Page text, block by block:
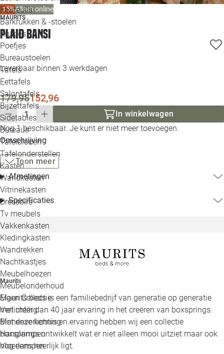
Fauteuils
Barkrukken & -stoelen
Krukjes
Poefjes
Bureaustoelen
Tafels
Eettafels
Salontafels
Bijzettafels
Sidetables
Bureaus
Tafelbladen
Tafelonderstellen
Kasten
Wandkasten
Vitrinekasten
Dressoirs
Tv meubels
Vakkenkasten
Kledingkasten
Wandrekken
Nachtkastjes
Meubelhoezen
Meubelonderhoud
Eigen Collectie
Verlichting
Binnenverlichting
Hanglampen
Vloerlampen
-15%Alleen online
MAURITS
Plaid Bansi
Leverbaar binnen 3 werkdagen
179,95152,96
In winkelwagen
Nog 1 beschikbaar. Je kunt er niet meer toevoegen.
Omschrijving
Toon meer
Afmetingen
Specificaties
Maurits
Maurits beds is een familiebedrijf van generatie op generatie
met méér dan 40 jaar ervaring in het creëren van boxsprings.
Met deze kennis en ervaring hebben wij een collectie
boxsprings ontwikkelt wat er niet alleen mooi uitziet maar ook
nog eens heerlijk ligt.